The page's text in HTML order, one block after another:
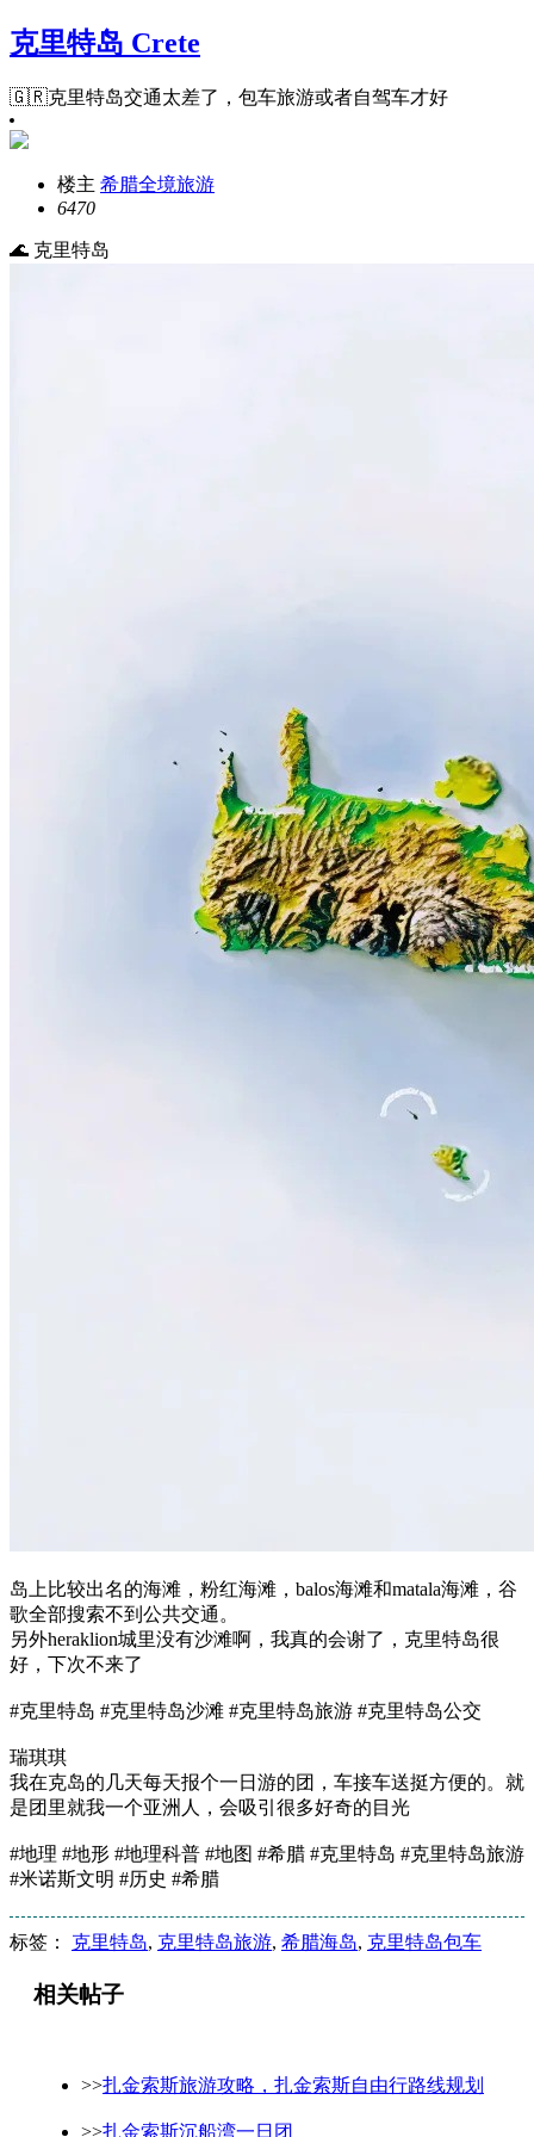
克里特岛 Crete
🇬🇷克里特岛交通太差了，包车旅游或者自驾车才好
楼主 希腊全境旅游
6470
🌊 克里特岛
岛上比较出名的海滩，粉红海滩，balos海滩和matala海滩，谷
歌全部搜索不到公共交通。
另外heraklion城里没有沙滩啊，我真的会谢了，克里特岛很
好，下次不来了
#克里特岛 #克里特岛沙滩 #克里特岛旅游 #克里特岛公交
瑞琪琪
我在克岛的几天每天报个一日游的团，车接车送挺方便的。就
是团里就我一个亚洲人，会吸引很多好奇的目光
#地理 #地形 #地理科普 #地图 #希腊 #克里特岛 #克里特岛旅游
#米诺斯文明 #历史 #希腊
标签： 克里特岛, 克里特岛旅游, 希腊海岛, 克里特岛包车
相关帖子
>>扎金索斯旅游攻略，扎金索斯自由行路线规划
>>扎金索斯沉船湾一日团